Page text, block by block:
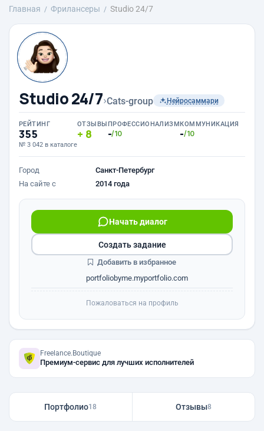
Главная Фрилансеры Studio 24/7
Studio 24/7›Cats-group Нейросаммари
РЕЙТИНГ
355
№ 3 042 в каталоге
ОТЗЫВЫ
8
ПРОФЕССИОНАЛИЗМ
-/10
КОММУНИКАЦИЯ
-/10
Город
Санкт-Петербург
На сайте с
2014 года
Начать диалог
portfoliobyme.myportfolio.com
Создать задание
Добавить в избранное
Пожаловаться на профиль
Freelance.Boutique
Премиум-сервис для лучших исполнителей
Портфолио18 Отзывы8